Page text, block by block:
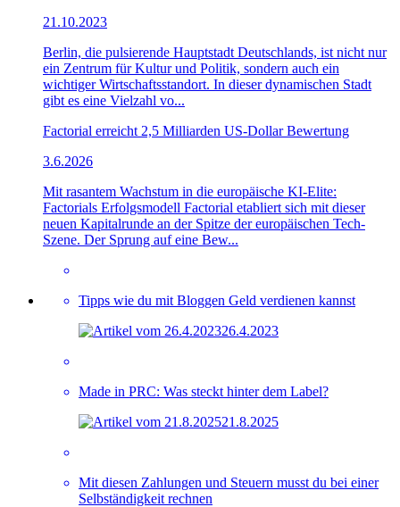
21.10.2023
Berlin, die pulsierende Hauptstadt Deutschlands, ist nicht nur
ein Zentrum für Kultur und Politik, sondern auch ein
wichtiger Wirtschaftsstandort. In dieser dynamischen Stadt
gibt es eine Vielzahl vo...
Factorial erreicht 2,5 Milliarden US-Dollar Bewertung
3.6.2026
Mit rasantem Wachstum in die europäische KI-Elite:
Factorials Erfolgsmodell Factorial etabliert sich mit dieser
neuen Kapitalrunde an der Spitze der europäischen Tech-
Szene. Der Sprung auf eine Bew...
Tipps wie du mit Bloggen Geld verdienen kannst
26.4.2023
Made in PRC: Was steckt hinter dem Label?
21.8.2025
Mit diesen Zahlungen und Steuern musst du bei einer
Selbständigkeit rechnen